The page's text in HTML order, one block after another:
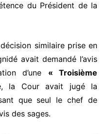
du Président de la
similaire prise en
avait demandé l’avis
d’une « Troisième
la Cour avait jugé la
que seul le chef de
des sages.